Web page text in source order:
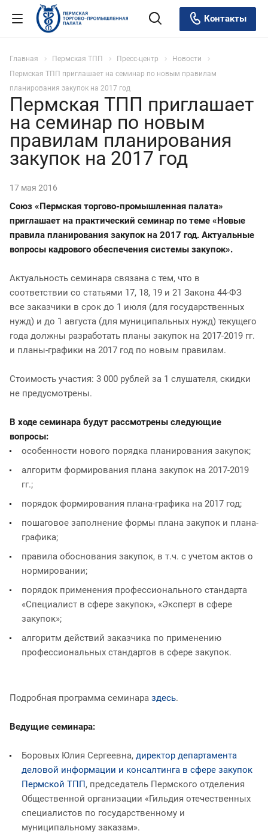
Контакты
Главная Пермская ТПП Пресс-центр
Новости
Пермская ТПП приглашает на семинар по новым правилам
планирования закупок на 2017 год
Пермская ТПП приглашает
на семинар по новым
правилам планирования
закупок на 2017 год
17 мая 2016
Союз «Пермская торгово-промышленная палата»
приглашает на практический семинар по теме «Новые
правила планирования закупок на 2017 год. Актуальные
вопросы кадрового обеспечения системы закупок».
Актуальность семинара связана с тем, что в
соответствии со статьями 17, 18, 19 и 21 Закона 44-ФЗ
все заказчики в срок до 1 июля (для государственных
нужд) и до 1 августа (для муниципальных нужд) текущего
года должны разработать планы закупок на 2017-2019 гг.
и планы-графики на 2017 год по новым правилам.
Стоимость участия: 3 000 рублей за 1 слушателя, скидки
не предусмотрены.
В ходе семинара будут рассмотрены следующие
вопросы:
особенности нового порядка планирования закупок;
алгоритм формирования плана закупок на 2017-2019
гг.;
порядок формирования плана-графика на 2017 год;
пошаговое заполнение формы плана закупок и плана-
графика;
правила обоснования закупок, в т.ч. с учетом актов о
нормировании;
порядок применения профессионального стандарта
«Специалист в сфере закупок», «Эксперт в сфере
закупок»;
алгоритм действий заказчика по применению
профессиональных стандартов в сфере закупок.
Подробная программа семинара здесь.
Ведущие семинара:
Боровых Юлия Сергеевна, директор департамента
деловой информации и консалтинга в сфере закупок
Пермской ТПП, председатель Пермского отделения
Общественной организации «Гильдия отечественных
специалистов по государственному и
муниципальному заказам».